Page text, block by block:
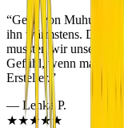
“Geist von Muhu —
ihn wärmstens. Der
mussten wir unsere
Gefühl, wenn man das
Ersteller. ”
— Lenka P.
★★★★★